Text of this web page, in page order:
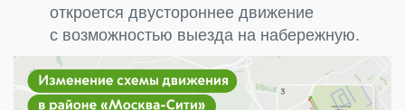
откроется двустороннее движение
с возможностью выезда на набережную.